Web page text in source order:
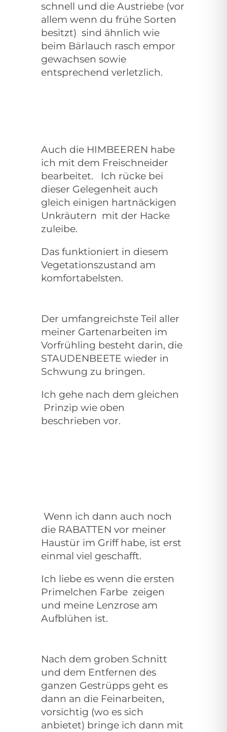
schnell und die Austriebe (vor
allem wenn du frühe Sorten
besitzt) sind ähnlich wie
beim Bärlauch rasch empor
gewachsen sowie
entsprechend verletzlich.
Auch die HIMBEEREN habe
ich mit dem Freischneider
bearbeitet. Ich rücke bei
dieser Gelegenheit auch
gleich einigen hartnäckigen
Unkräutern mit der Hacke
zuleibe.
Das funktioniert in diesem
Vegetationszustand am
komfortabelsten.
Der umfangreichste Teil aller
meiner Gartenarbeiten im
Vorfrühling besteht darin, die
STAUDENBEETE wieder in
Schwung zu bringen.
Ich gehe nach dem gleichen
Prinzip wie oben
beschrieben vor.
Wenn ich dann auch noch
die RABATTEN vor meiner
Haustür im Griff habe, ist erst
einmal viel geschafft.
Ich liebe es wenn die ersten
Primelchen Farbe zeigen
und meine Lenzrose am
Aufblühen ist.
Nach dem groben Schnitt
und dem Entfernen des
ganzen Gestrüpps geht es
dann an die Feinarbeiten,
vorsichtig (wo es sich
anbietet) bringe ich dann mit